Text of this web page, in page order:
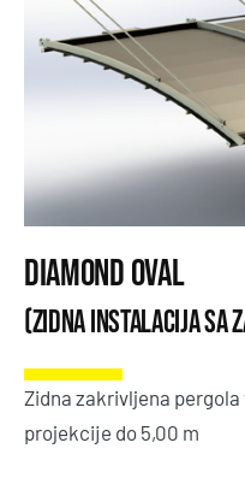
Diamond Oval
(Zidna instalacija sa
Zidna zakrivljena
projekcije do 5,00 m